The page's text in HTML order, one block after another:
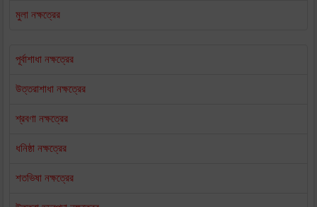
মুলা নক্ষত্রের
পূর্বাশাধা নক্ষত্রের
উত্তরাশাধা নক্ষত্রের
শ্রবণা নক্ষত্রের
ধনিষ্ঠা নক্ষত্রের
শতভিষা নক্ষত্রের